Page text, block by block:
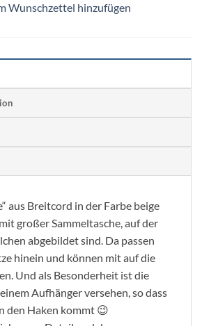
Wunschzettel hinzufügen
aus Breitcord in der Farbe beige
großer Sammeltasche, auf der
abgebildet sind. Da passen
hinein und können mit auf die
Und als Besonderheit ist die
Aufhänger versehen, so dass
den Haken kommt 😉